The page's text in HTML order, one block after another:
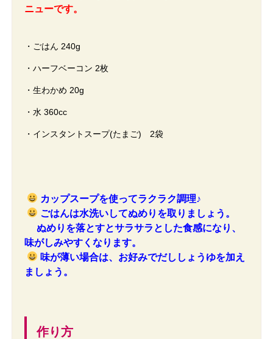
ニューです。
・ごはん 240g
・ハーフベーコン 2枚
・生わかめ 20g
・水 360cc
・インスタントスープ(たまご) 2袋
カップスープを使ってラクラク調理♪
ごはんは水洗いしてぬめりを取りましょう。
ぬめりを落とすとサラサラとした食感になり、
味がしみやすくなります。
味が薄い場合は、お好みでだししょうゆを加え
ましょう。
作り方